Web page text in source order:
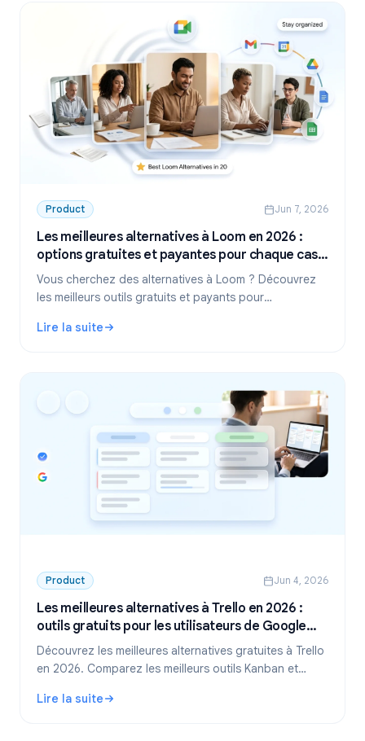
Product Jun 7, 2026
Les meilleures alternatives à Loom en 2026 :
options gratuites et payantes pour chaque cas
d'usage
Vous cherchez des alternatives à Loom ? Découvrez
les meilleurs outils gratuits et payants pour
vidéo asynchrone en 2026.
Lire la suite
: Les meilleures alternatives à Loom en 2026 : options
Product Jun 4, 2026
Les meilleures alternatives à Trello en 2026 :
outils gratuits pour les utilisateurs de Google
Workspace
Découvrez les meilleures alternatives gratuites à Trello
en 2026. Comparez les meilleurs outils Kanban et
Workspace.
Lire la suite
: Les meilleures alternatives à Trello en 2026 : outils